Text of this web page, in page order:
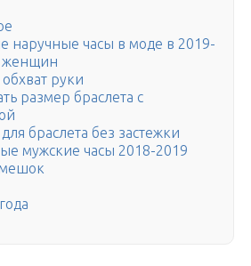
наручные часы в моде в 2019-
женщин
руки
размер браслета с
браслета без застежки
мужские часы 2018-2019